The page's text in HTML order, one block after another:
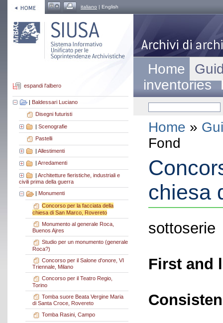
italiano | English
espandi l'albero
| Baldessari Luciano
Disegni futuristi
| Scenografie
Pastelli
| Allestimenti
Arredamenti
| Architetture fieristiche, industriali e
civili prima della guerra
Monumenti
Concorso per la facciata della
chiesa di San Marco, Rovereto
Monumento al generale Roca,
Buenos Ajres
Studio per un monumento (generale
Roca?)
Concorso per il Salone d'onore, VI
Triennale, Milano
Concorso per il Teatro Regio,
Torino
Tomba suore Beata Vergine Maria
di Santa Croce, Rovereto
Tomba Rasini, Campo
Home
inventories
Home »
Fond
chiesa
sottoserie
First and